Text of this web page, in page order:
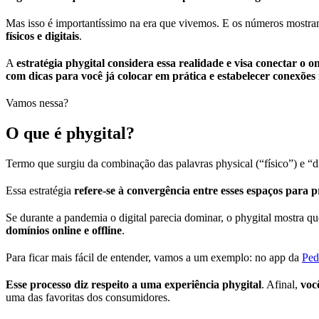
Mas isso é importantíssimo na era que vivemos. E os números
físicos e digitais.
A estratégia phygital considera essa realidade e visa conectar o
com dicas para você já colocar em prática e estabelecer conexões
Vamos nessa?
O que é phygital?
Termo que surgiu da combinação das palavras physical (“físico”) e
Essa estratégia refere-se à convergência entre esses espaços
Se durante a pandemia o digital parecia dominar, o phygital mostra
domínios online e offline.
Para ficar mais fácil de entender, vamos a um exemplo: no app da
Esse processo diz respeito a uma experiência phygital. Afinal,
uma das favoritas dos consumidores.